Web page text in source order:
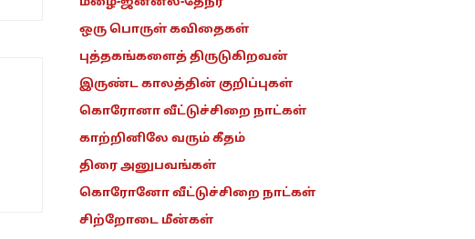
ஒரு பொருள் கவிதைகள்
புத்தகங்களைத் திருடுகிறவன்
இருண்ட காலத்தின் குறிப்புகள்
கொரோனா வீட்டுச்சிறை நாட்கள்
காற்றினிலே வரும் கீதம்
திரை அனுபவங்கள்
கொரோனோ வீட்டுச்சிறை நாட்கள்
சிற்றோடை மீன்கள்